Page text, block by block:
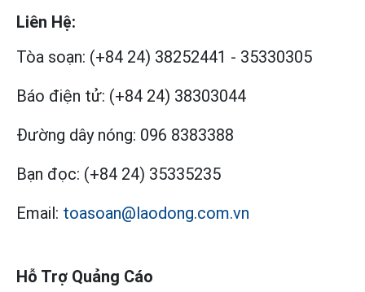
Liên Hệ:
Tòa soạn: (+84 24) 38252441 - 35330305
Báo điện tử: (+84 24) 38303044
Đường dây nóng: 096 8383388
Bạn đọc: (+84 24) 35335235
Email: toasoan@laodong.com.vn
Hỗ Trợ Quảng Cáo